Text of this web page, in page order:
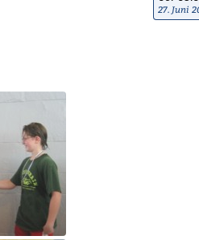
27. Juni